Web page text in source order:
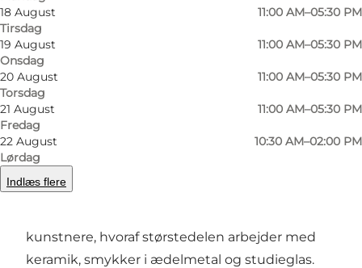
18 August
Tirsdag
11:00 AM–05:30 PM
19 August
Onsdag
11:00 AM–05:30 PM
20 August
Torsdag
11:00 AM–05:30 PM
21 August
Fredag
11:00 AM–05:30 PM
22 August
Lørdag
10:30 AM–02:00 PM
Indlæs flere
Dina Vejling – Dansk kunsthåndværk
grundlagt i 2005 i Odense og har til huse i de
historiske bygninger i den tidligere Brandts
Klædefabrik. Butikken tilbyder et udvalg af
kunstnere, hvoraf størstedelen arbejder med
keramik, smykker i ædelmetal og studieglas.